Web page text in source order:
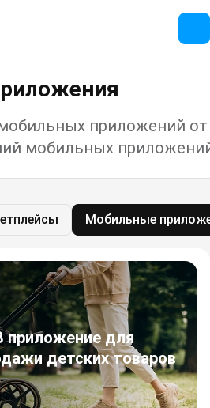
приложений
мобильных
Мобильные
приложение для
детских товаров